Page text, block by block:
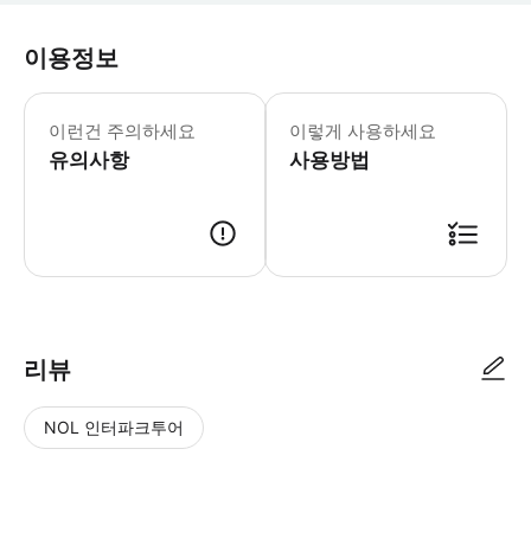
이용정보
이런건 주의하세요
유의사항
이렇게 사용하세요
사용방법
리뷰
NOL 인터파크투어